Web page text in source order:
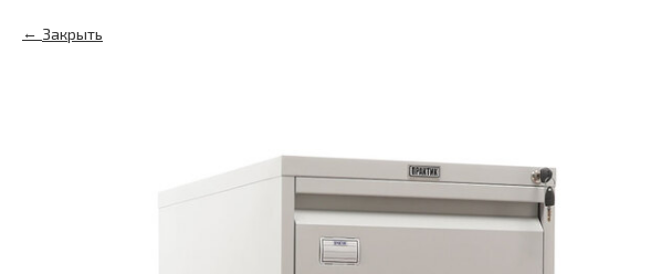
Закрыть